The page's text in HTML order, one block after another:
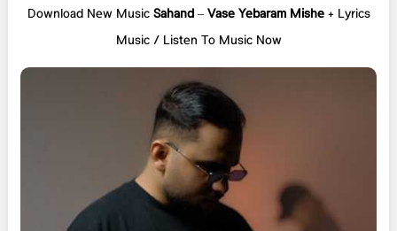
Download New MusicSahand–Vase Yebaram Mishe+ Lyrics
Music / Listen To Music Now